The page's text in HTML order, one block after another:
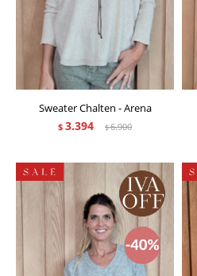
Sweater Chalten - Arena
$ 3.394 $6.900